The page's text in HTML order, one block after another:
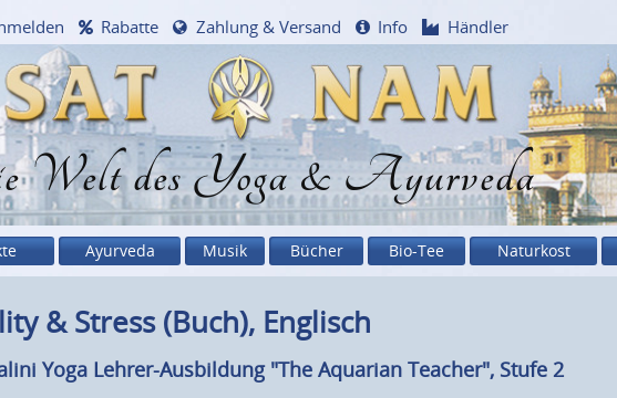
Welt des Yoga & Ayurveda
Rabatte Zahlung & Versand Info Händler
Ayurveda Musik Bücher Bio-Tee Naturkost
& Stress (Buch), Englisch
Yoga Lehrer-Ausbildung "The Aquarian Teacher", Stufe 2